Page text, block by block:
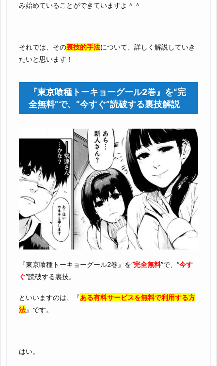
み始めていることができていますよ＾＾
それでは、その裏技的手法について、詳しく解説していき
たいと思います！
『東京喰種トーキョーグール2巻』を“完
全無料”で、“今すぐ”読破する裏技解説
『東京喰種トーキョーグール2巻』を“完全無料”で、“今す
ぐ”読破する裏技。
といいますのは、『ある有料サービスを無料で利用する方
法』です。
はい。